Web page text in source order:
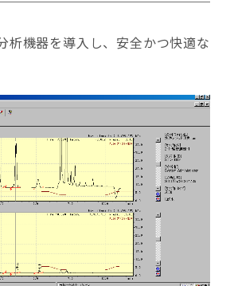
析機器を導入し、安全かつ快適な